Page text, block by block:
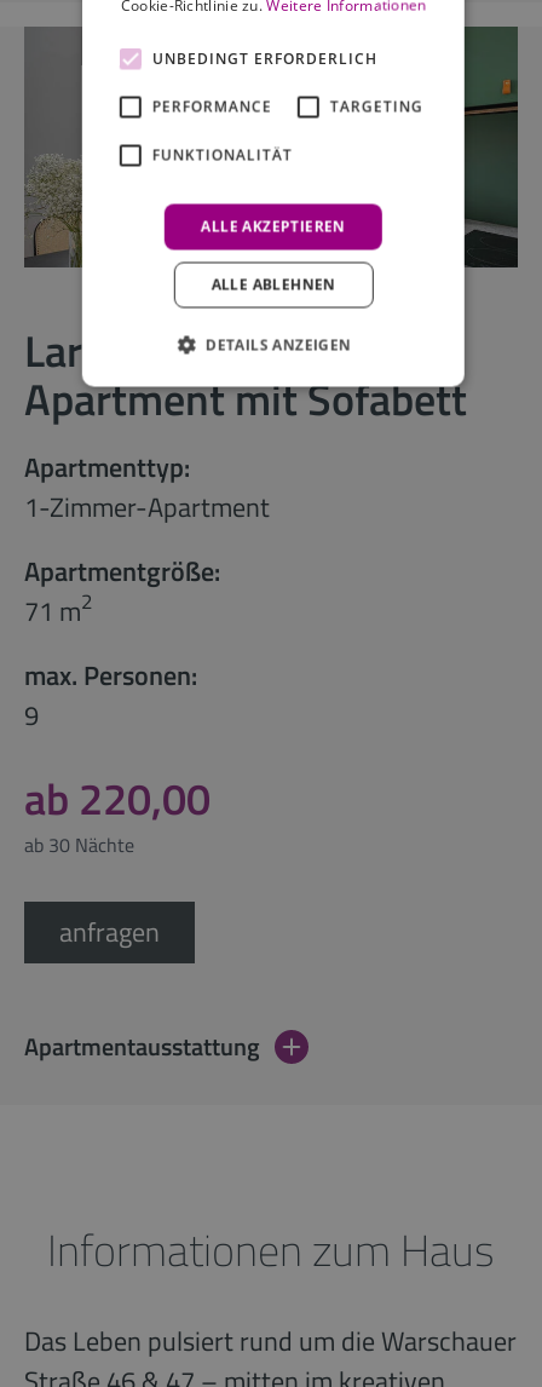
Large 3 Bedroom
Apartment mit Sofabett
Apartmenttyp:
1-Zimmer-Apartment
Apartmentgröße:
71 m2
max. Personen:
9
ab 220,00
ab 30 Nächte
anfragen
Apartmentausstattung
Informationen zum Haus
Das Leben pulsiert rund um die Warschauer
Cookie-Richtlinie zu.Weitere Informationen
UNBEDINGT ERFORDERLICH
PERFORMANCE TARGETING
FUNKTIONALITÄT
ALLE AKZEPTIEREN
ALLE ABLEHNEN
DETAILS ANZEIGEN